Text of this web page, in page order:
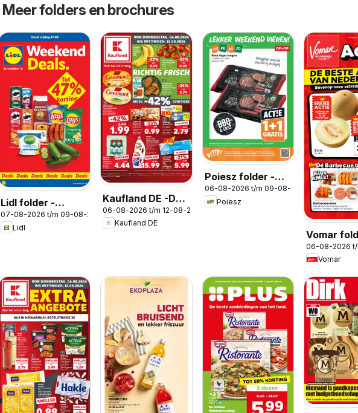
Meer folders en brochures
Lidl folder -
Weekenddeals
07-08-2026 t/m 09-08-2026
Lidl
Kaufland DE -DE
Folder
06-08-2026 t/m 12-08-2026
Kaufland DE
Poiesz folder -
Weekendacties
06-08-2026 t/m 09-08-2026
Poiesz
Vomar
Weekend
06-08-2026
Vomar